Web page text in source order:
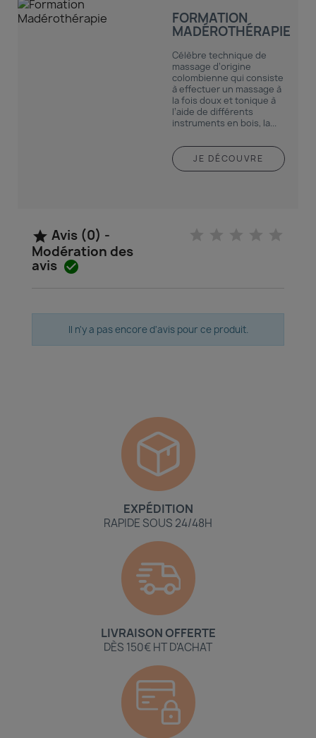
FORMATION
MADÉROTHÉRAPIE
Célèbre technique de
massage d’origine
colombienne qui consiste
à effectuer un massage à
la fois doux et tonique à
l’aide de différents
instruments en bois, la...
JE DÉCOUVRE
 Avis (0) -
Modération des
avis 
Il n'y a pas encore d'avis pour ce produit.
EXPÉDITION
RAPIDE SOUS 24/48H
LIVRAISON OFFERTE
DÈS 150€ HT D'ACHAT